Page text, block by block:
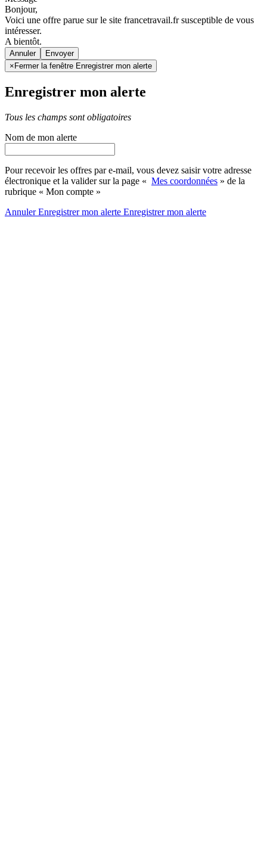
Bonjour,
Voici une offre parue sur le site francetravail.fr susceptible de vous
intéresser.
A bientôt.
Annuler
× Fermer la fenêtre Enregistrer mon alerte
Enregistrer mon alerte
Tous les champs sont obligatoires
Nom de mon alerte
Pour recevoir les offres par e-mail, vous devez saisir votre adresse
électronique et la valider sur la page « Mes coordonnées » de la
rubrique « Mon compte »
AnnulerEnregistrer mon alerte Enregistrermon alerte